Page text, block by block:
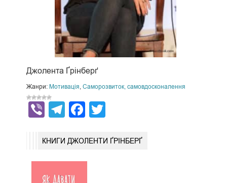
Джолента Ґрінберґ
Жанри: Мотивація, Саморозвиток, самовдосконалення
ViberTelegram
Facebook
КНИГИ ДЖОЛЕНТИ ҐРІНБЕРҐ